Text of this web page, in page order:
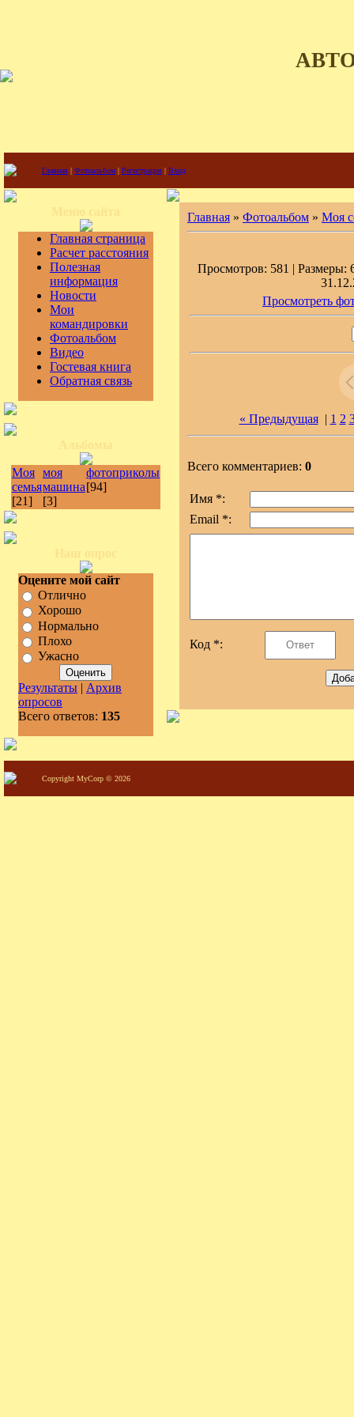
Главная | Фотоальбом | Регистрация | Вход
Главная страница
Расчет расстояния
Полезная
информация
Новости
Мои
командировки
Фотоальбом
Видео
Гостевая книга
Обратная связь
Моя
семья
[21]
моя
машина
[3]
фотоприколы
[94]
Оцените мой сайт
Отлично
Хорошо
Нормально
Плохо
Ужасно
Результаты | Архив
опросов
Всего ответов: 135
Главная » Фотоальбом » Моя
Просмотров: 581 | Размеры:
Просмотреть
« Предыдущая| 1 2
Всего комментариев: 0
Имя *:
Email *:
Код *:
Copyright MyCorp © 2026